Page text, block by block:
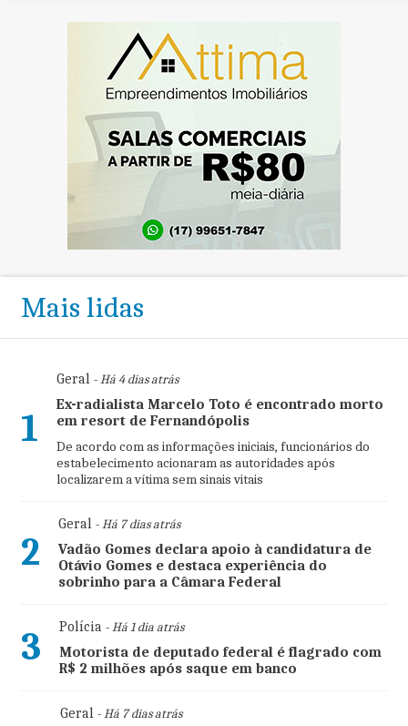
Mais lidas
1
Geral- Há 4 dias atrás
Ex-radialista Marcelo Toto é encontrado morto
em resort de Fernandópolis
De acordo com as informações iniciais, funcionários do
estabelecimento acionaram as autoridades após
localizarem a vítima sem sinais vitais
2
Geral- Há 7 dias atrás
Vadão Gomes declara apoio à candidatura de
Otávio Gomes e destaca experiência do
sobrinho para a Câmara Federal
3 Polícia- Há 1 dia atrás
Motorista de deputado federal é flagrado com
R$ 2 milhões após saque em banco
Geral- Há 7 dias atrás